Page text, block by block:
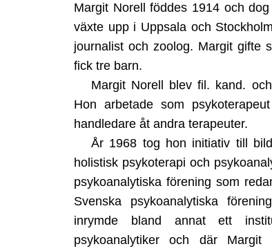
Margit Norell föddes 1914 och
växte upp i Uppsala och
journalist och zoolog. Margit gifte
fick tre barn.
Margit Norell blev fil. kand.
Hon arbetade som
handledare åt andra terapeuter.
År 1968 tog hon initiativ till
holistisk psykoterapi och
psykoanalytiska förening som
Svenska psykoanalytiska
inrymde bland annat ett
psykoanalytiker och där Margit